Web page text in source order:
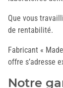
Que vous
de rentabilité.
Fabricant «
offre s’adresse
Notre